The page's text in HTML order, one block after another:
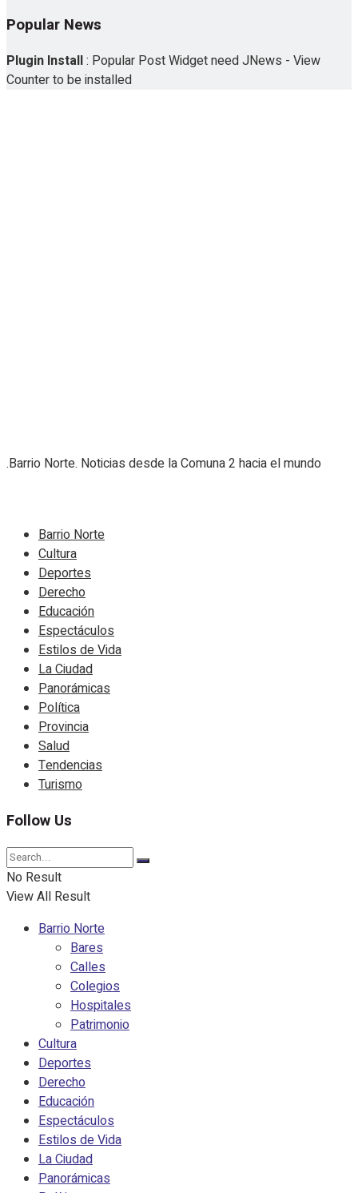
Popular News
Plugin Install: Popular Post Widget need JNews - View
Counter to be installed
.Barrio Norte. Noticias desde la Comuna 2 hacia el mundo
Barrio Norte
Cultura
Deportes
Derecho
Educación
Espectáculos
Estilos de Vida
La Ciudad
Panorámicas
Política
Provincia
Salud
Tendencias
Turismo
Follow Us
No Result
View All Result
Barrio Norte
Bares
Calles
Colegios
Hospitales
Patrimonio
Cultura
Deportes
Derecho
Educación
Espectáculos
Estilos de Vida
La Ciudad
Panorámicas